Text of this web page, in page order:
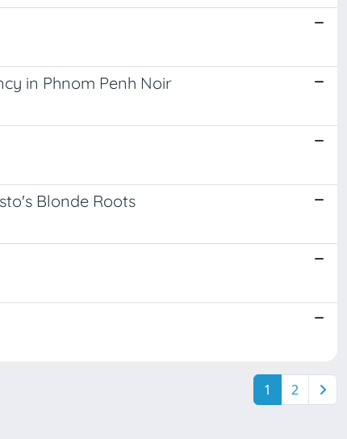
in Phnom Penh Noir
Blonde Roots
1 2